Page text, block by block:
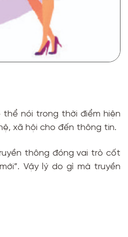
nói trong thời điểm hiện
xã hội cho đến thông tin.
thông đóng vai trò cốt
Vậy lý do gì mà truyền